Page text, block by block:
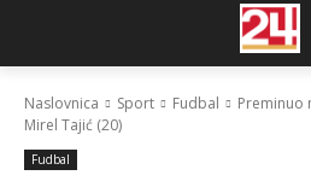
Naslovnica Sport Fudbal
Preminuo
Mirel Tajić (20)
Fudbal